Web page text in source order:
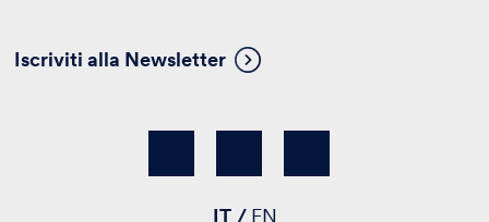
Iscriviti alla Newsletter
IT EN